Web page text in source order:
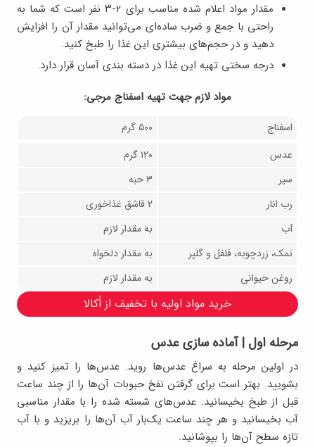
مقدار مواد اعلام شده مناسب برای ۲-۳ نفر است که شما به
راحتی با جمع و ضرب ساده‌ای می‌توانید مقدار آن را افزایش
دهید و در حجم‌های بیشتری این غذا را طبخ کنید.
درجه سختی تهیه این غذا در دسته بندی آسان قرار دارد.
مواد لازم جهت تهیه اسفناج مرجی:
اسفناج
۵۰۰ گرم
عدس
۱۲۰ گرم
سیر
۳ حبه
رب انار
۲ قاشق غذاخوری
آب
به مقدار لازم
نمک، زردچوبه، فلفل و گلپر
به مقدار دلخواه
روغن حیوانی
به مقدار لازم
خرید مواد اولیه با تخفیف از اُکالا
مرحله اول | آماده سازی عدس
در اولین مرحله به سراغ عدس‌ها روید. عدس‌ها را تمیز کنید و
بشویید. بهتر است برای گرفتن نفخ حبوبات آن‌ها را از چند ساعت
قبل از طبخ بخیسانید. عدس‌های شسته شده را با مقدار مناسبی
آب بخیسانید و هر چند ساعت یک‌بار آب آن‌ها را بریزید و با آب
تازه سطح آن‌ها را بپوشانید.